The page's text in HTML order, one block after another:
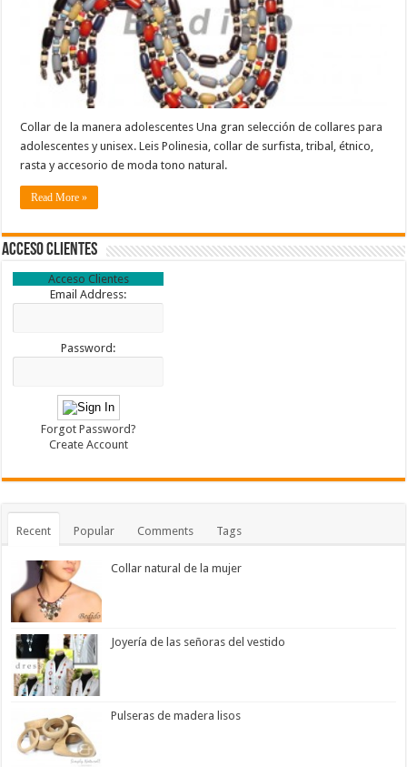
Collar de la manera adolescentes Una gran selección de collares para
adolescentes y unisex. Leis Polinesia, collar de surfista, tribal, étnico,
rasta y accesorio de moda tono natural.
Read More »
Acceso Clientes
Acceso Clientes
Email Address:
Password:
Forgot Password?
Create Account
Recent Popular Comments Tags
Collar natural de la mujer
Joyería de las señoras del vestido
Pulseras de madera lisos